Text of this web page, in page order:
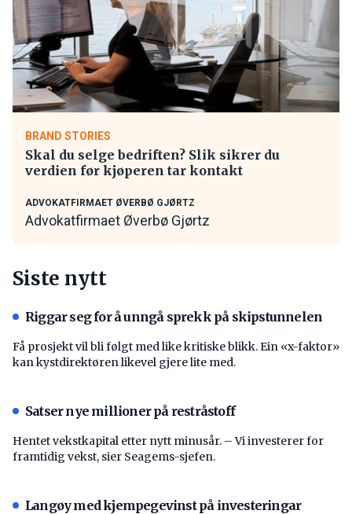
BRAND STORIES
Skal du selge bedriften? Slik sikrer du
verdien før kjøperen tar kontakt
ADVOKATFIRMAET ØVERBØ GJØRTZ
Advokatfirmaet Øverbø Gjørtz
Siste nytt
Riggar seg for å unngå sprekk på skipstunnelen
Få prosjekt vil bli følgt med like kritiske blikk. Ein «x-faktor»
kan kystdirektøren likevel gjere lite med.
Satser nye millioner på restråstoff
Hentet vekstkapital etter nytt minusår. – Vi investerer for
framtidig vekst, sier Seagems-sjefen.
Langøy med kjempegevinst på investeringar